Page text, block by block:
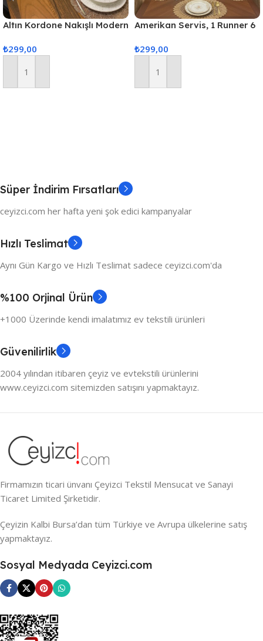
Altın Kordone Nakışlı Modern
Runner 6 Kişilik Set
₺299,00
Sepete Ekle
Amerikan Servis, 1 Runner 6
Masa Örtüsü Seti, Servis
₺299,00
Sepete Ekle
Süper İndirim Fırsatları
ceyizci.com her hafta yeni şok edici kampanyalar
Hızlı Teslimat
Aynı Gün Kargo ve Hızlı Teslimat sadece ceyizci.com'da
%100 Orjinal Ürün
+1000 Üzerinde kendi imalatımız ev tekstili ürünleri
Güvenilirlik
2004 yılından itibaren çeyiz ve evtekstili ürünlerini
www.ceyizci.com sitemizden satışını yapmaktayız.
Firmamızın ticari ünvanı Çeyizci Tekstil Mensucat ve Sanayi
Ticaret Limited Şirketidir.
Çeyizin Kalbi Bursa’dan tüm Türkiye ve Avrupa ülkelerine satış
yapmaktayız.
Sosyal Medyada Ceyizci.com